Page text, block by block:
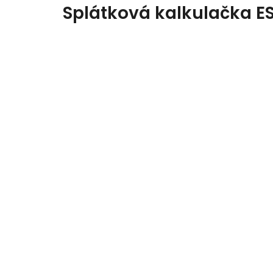
Splátková kalkulačka